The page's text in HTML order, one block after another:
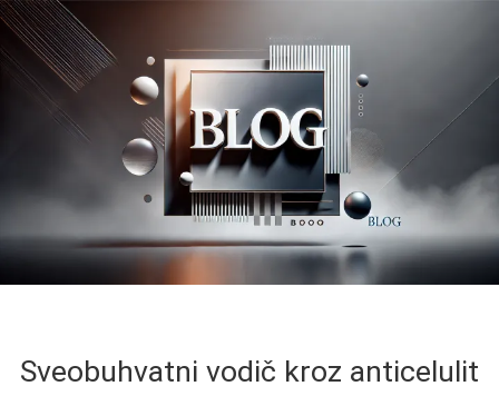
Sveobuhvatni vodič kroz anticelulit